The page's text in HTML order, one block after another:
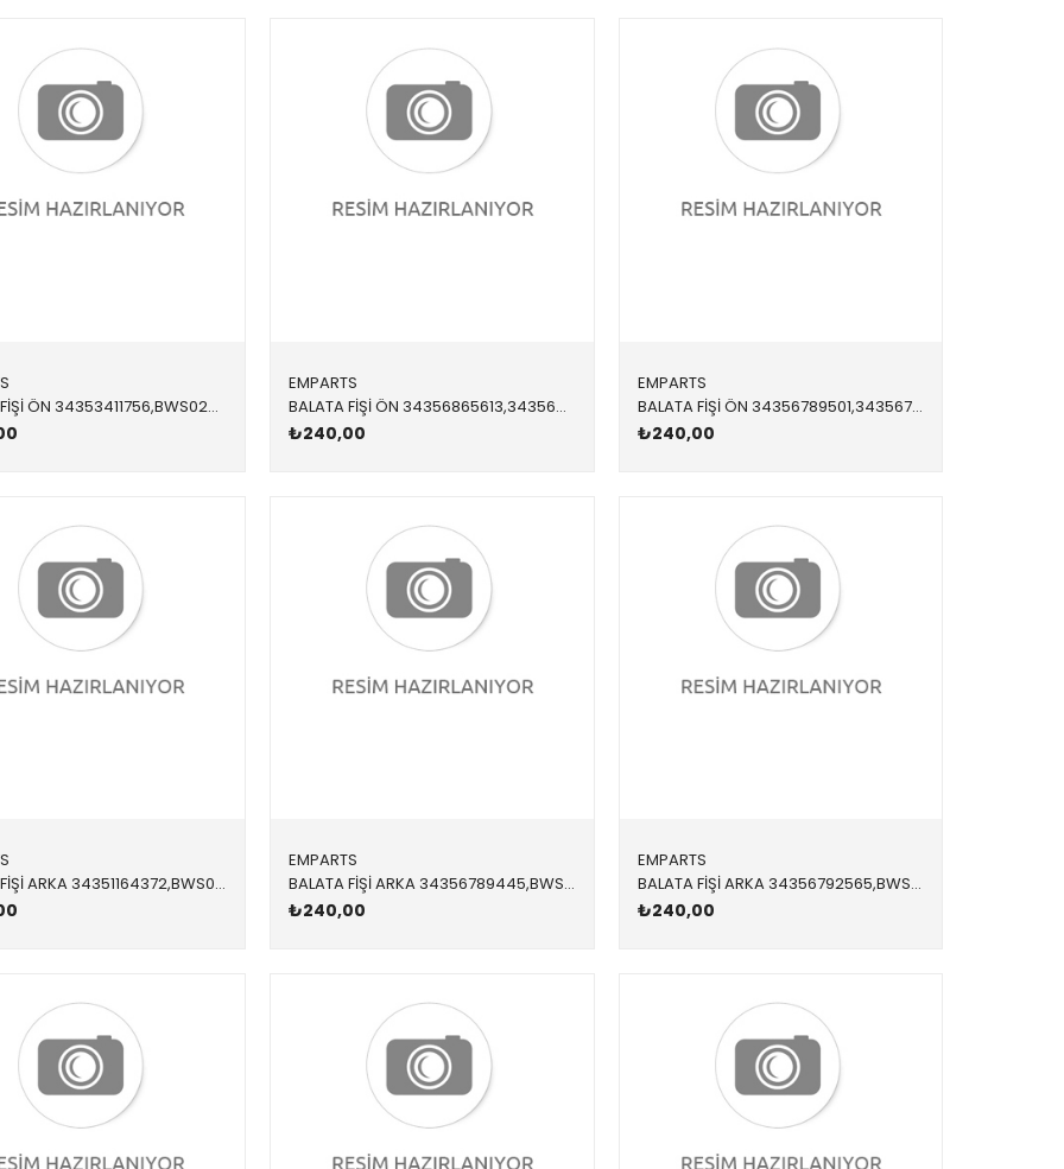
BALATA FİŞİ ÖN 34353411756,BWS0240 34353411756 34353411756 E83
EMPARTS
BALATA FİŞİ ÖN 34356865613,34356888167 34356865613 34356888167 F40,F44,F45,F46,F52,X1,X2,F48,F49,F39,MİNİ,F54,F60 B37B,B38C,B47,B47B
₺240,00
EMPARTS
BALATA FİŞİ ÖN 34356789501,34356772008 34356789501 34356789501 X5,X6,E70,E71 >10/08
₺240,00
BALATA FİŞİ ARKA 34351164372,BWS0221 34351164372 34351164372 E46 1998-2005
EMPARTS
BALATA FİŞİ ARKA 34356789445,BWS0265 34356789445 34356762253 E81,E82,E87,E88,E90,E91,E92,E93 2005-2012
₺240,00
EMPARTS
BALATA FİŞİ ARKA 34356792565,BWS0296 34356792565 34356792565 X1,E84 2012-2016
₺240,00